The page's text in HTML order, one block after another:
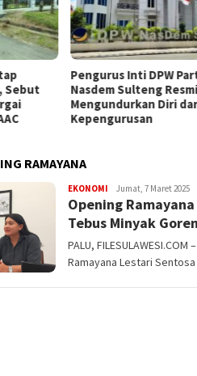
Sebut
Pengurus Inti DPW
Nasdem Sulteng Resmi
Mengundurkan Diri
Kepengurusan
RAMAYANA
EKONOMI FILESULAWESI
Jumat, 7 Maret 2025
Opening
Tebus Minyak
PALU,
Ramayana Lestari